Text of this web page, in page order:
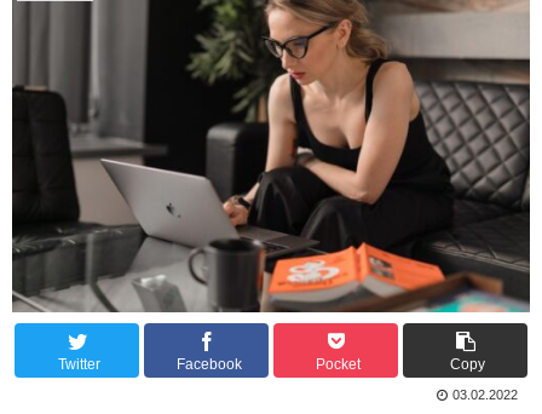
Twitter Facebook Pocket Copy
03.02.2022